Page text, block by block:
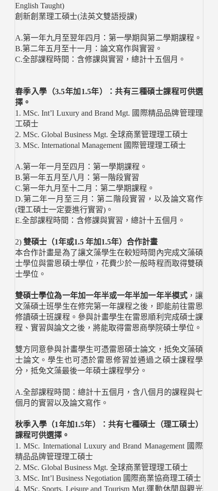
English Taught)
創新創業理工碩士(法英文雙語授課)
A.第一年九月至翌年四月：第一學期與第二學期課程。
B.第二年五月至十一月：論文寫作與實習。
C.全部課程時間：含修課與實習，總計十五個月。
春季入學（3.5年加1.5年）：共有三種碩士課程可供選
擇。
1. MSc. Int’l Luxury and Brand Mgt. 國際精品品牌管理理
工碩士
2. MSc. Global Business Mgt. 全球商業管理理工碩士
3. MSc. International Management 國際管理理工碩士
A.第一年一月至四月：第一學期課程。
B.第一年五月至八月：第一階段實習
C.第一年九月至十二月：第二學期課程。
D.第二年一月至三月：第二階段實習，以及論文寫作
(理工碩士一定要進行實習)。
E.全部課程時間：含修課與實習，總計十五個月。
2) 雙碩士（1年或1.5 年加1.5年）合作計畫
本合作計畫是為了讓文藻學生在較短時間內完成文藻碩
士學位與雷恩碩士學位，花費少於一般時程而取得雙碩
士學位。
雙碩士學位為一年加一年半或一年半加一年半模式，讓
文藻碩士班學生在修完第一年課程之後，即能前往雷恩
修讀碩士班課程。參與計畫學生在雷恩順利完成碩士課
程、實習與論文之後，將能取得雷恩商學院碩士學位。
雙方同意參與計畫學生可憑雷恩碩士論文，抵免文藻碩
士論文。學生也可憑於雷恩修習並通過之碩士課程學
分，抵免文藻最後一年碩士課程學分。
A.全部課程時間：總計十五個月，含八個月的課程與七
個月的實習以及論文寫作。
秋季入學（1年加1.5年）：共有七種碩士（理工碩士）
課程可供選擇。
1. MSc. International Luxury and Brand Management 國際
精品品牌管理理工碩士
2. MSc. Global Business Mgt. 全球商業管理理工碩士
3. MSc. Int’l Business Negotiation 國際商業協商理工碩士
4. MSc. Sports. Leisure and Tourism Mgt.運動休閒與觀光